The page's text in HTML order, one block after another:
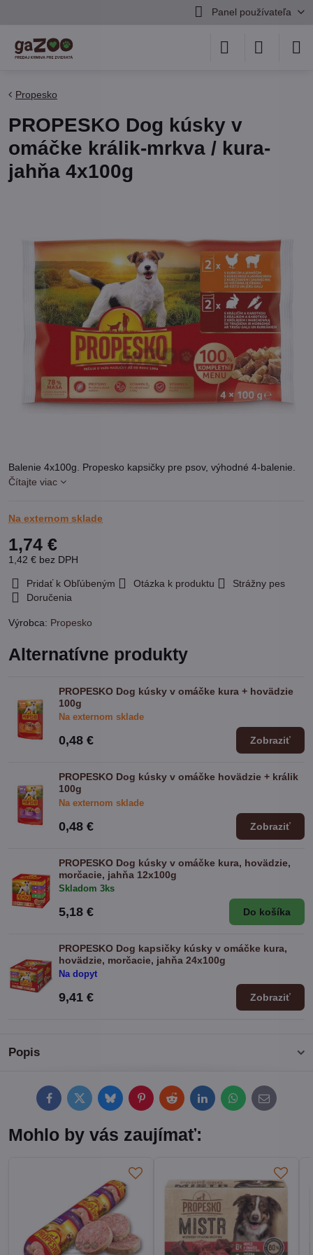
Panel používateľa
Propesko
PROPESKO Dog kúsky v
omáčke králik-mrkva / kura-
jahňa 4x100g
Balenie 4x100g. Propesko kapsičky pre psov, výhodné 4-balenie.
Čítajte viac
Na externom sklade
1,74 €
1,42 € bez DPH
Pridať k Obľúbeným Otázka k produktu
Strážny pes
Doručenia
Výrobca: Propesko
Popis
FacebookTwitterBlueskyPinterestRedditLinkedInWhatsApp
E-
mail
Alternatívne produkty
PROPESKO Dog kúsky v omáčke kura + hovädzie
100g
Na externom sklade
0,48 € Zobraziť
PROPESKO Dog kúsky v omáčke hovädzie + králik
100g
Na externom sklade
0,48 € Zobraziť
PROPESKO Dog kúsky v omáčke kura, hovädzie,
morčacie, jahňa 12x100g
Skladom 3ks
5,18 € Do košíka
PROPESKO Dog kapsičky kúsky v omáčke kura,
hovädzie, morčacie, jahňa 24x100g
Na dopyt
9,41 € Zobraziť
Mohlo by vás zaujímať: